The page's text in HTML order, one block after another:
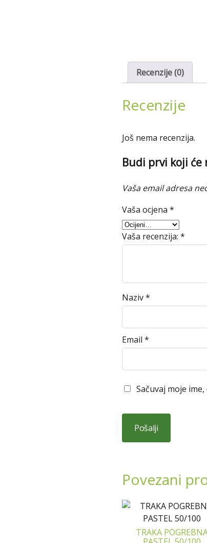
Recenzije (0)
Recenzije
Još nema recenzija.
Budi prvi koji će
Vaša email adresa
Vaša ocjena *
Vaša recenzija: *
Naziv*
Email *
Sačuvaj moje
Povezani
TRAKA